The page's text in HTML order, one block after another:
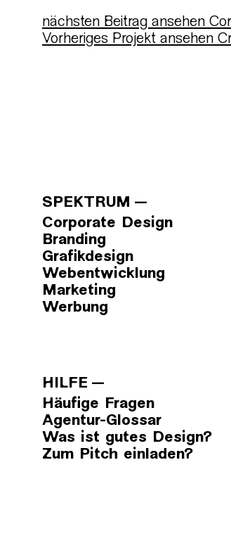
nächsten Beitrag ansehen
Vorheriges Projekt ansehen
SPEKTRUM
Corporate Design
Branding
Grafikdesign
Webentwicklung
Marketing
Werbung
HILFE
Häufige Fragen
Agentur-Glossar
Was ist gutes Design?
Zum Pitch einladen?